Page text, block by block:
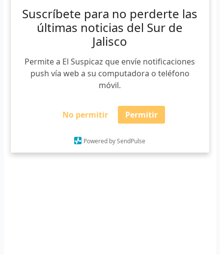
Suscríbete para no perderte las
últimas noticias del Sur de
Jalisco
Permite a El Suspicaz que envíe notificaciones
push vía web a su computadora o teléfono
móvil.
No permitir Permitir
Powered by SendPulse